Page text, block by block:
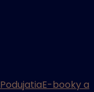
PodujatiaE-booky a